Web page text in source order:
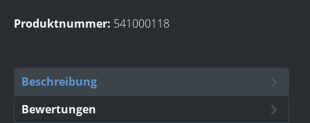
Produktnummer: 541000118
Beschreibung
Bewertungen